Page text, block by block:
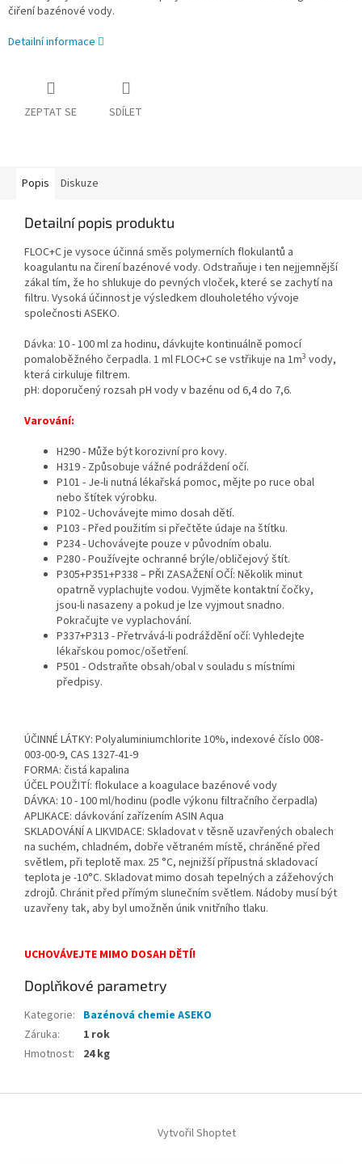
čiření bazénové vody.
Detailní informace
ZEPTAT SE SDÍLET
Popis Diskuze
Detailní popis produktu
FLOC+C je vysoce účinná směs polymerních flokulantů a
koagulantu na čirení bazénové vody. Odstraňuje i ten nejjemnější
zákal tím, že ho shlukuje do pevných vloček, které se zachytí na
filtru. Vysoká účinnost je výsledkem dlouholetého vývoje
společnosti ASEKO.
Dávka: 10 - 100 ml za hodinu, dávkujte kontinuálně pomocí
pomaloběžného čerpadla. 1 ml FLOC+C se vstřikuje na 1m3 vody,
která cirkuluje filtrem.
pH: doporučený rozsah pH vody v bazénu od 6,4 do 7,6.
Varování:
H290 - Může být korozivní pro kovy.
H319 - Způsobuje vážné podráždení očí.
P101 - Je-li nutná lékařská pomoc, mějte po ruce obal
nebo štítek výrobku.
P102 - Uchovávejte mimo dosah dětí.
P103 - Před použitím si přečtěte údaje na štítku.
P234 - Uchovávejte pouze v původním obalu.
P280 - Používejte ochranné brýle/obličejový štít.
P305+P351+P338 – PŘI ZASAŽENÍ OČÍ: Několik minut
opatrně vyplachujte vodou. Vyjměte kontaktní čočky,
jsou-li nasazeny a pokud je lze vyjmout snadno.
Pokračujte ve vyplachování.
P337+P313 - Přetrvává-li podráždění očí: Vyhledejte
lékařskou pomoc/ošetření.
P501 - Odstraňte obsah/obal v souladu s místními
předpisy.
ÚČINNÉ LÁTKY: Polyaluminiumchlorite 10%, indexové číslo 008-
003-00-9, CAS 1327-41-9
FORMA: čistá kapalina
ÚČEL POUŽITÍ: flokulace a koagulace bazénové vody
DÁVKA: 10 - 100 ml/hodinu (podle výkonu filtračního čerpadla)
APLIKACE: dávkování zařízením ASIN Aqua
SKLADOVÁNÍ A LIKVIDACE: Skladovat v těsně uzavřených obalech
na suchém, chladném, dobře větraném místě, chráněné před
světlem, při teplotě max. 25 °C, nejnižší přípustná skladovací
teplota je -10°C. Skladovat mimo dosah tepelných a zážehových
zdrojů. Chránit před přímým slunečním světlem. Nádoby musí být
uzavřeny tak, aby byl umožněn únik vnitřního tlaku.
UCHOVÁVEJTE MIMO DOSAH DĚTÍ!
Doplňkové parametry
Kategorie: Bazénová chemie ASEKO
Záruka:
1 rok
Hmotnost: 24 kg
Vytvořil Shoptet